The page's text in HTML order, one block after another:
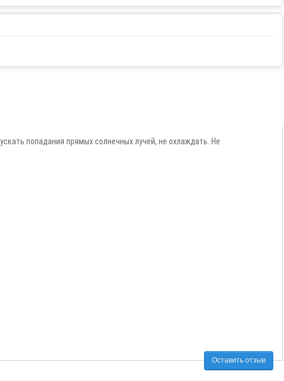
попадания прямых солнечных лучей, не охлаждать. Не
Оставить отзыв